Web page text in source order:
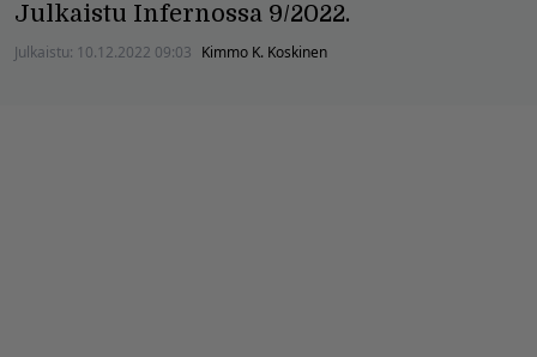
Julkaistu Infernossa 9/2022.
Julkaistu: 10.12.2022 09:03 Kimmo K. Koskinen